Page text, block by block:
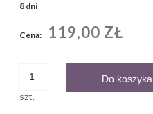
8 dni
Cena: 119,00 ZŁ
szt.
Do koszyka